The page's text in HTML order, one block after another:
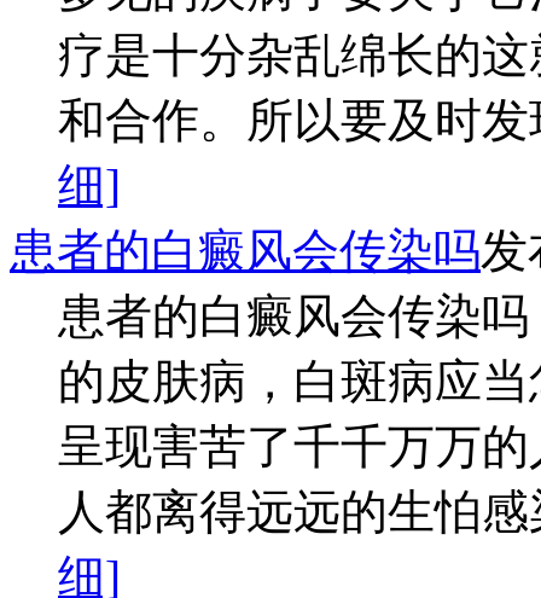
疗是十分杂乱绵长的
和合作。所以要及时
细]
患者的白癜风会传染吗发
患者的白癜风会传染
的皮肤病，白斑病应
呈现害苦了千千万万
人都离得远远的生怕
细]